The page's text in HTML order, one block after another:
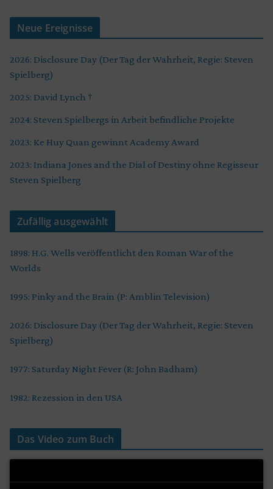
Neue Ereignisse
2026: Disclosure Day (Der Tag der Wahrheit, Regie: Steven
Spielberg)
2025: David Lynch †
2024: Steven Spielbergs in Arbeit befindliche Projekte
2023: Ke Huy Quan gewinnt Academy Award
2023: Indiana Jones and the Dial of Destiny ohne Regisseur
Steven Spielberg
Zufällig ausgewählt
1898: H.G. Wells veröffentlicht den Roman War of the
Worlds
1995: Pinky and the Brain (P: Amblin Television)
2026: Disclosure Day (Der Tag der Wahrheit, Regie: Steven
Spielberg)
1977: Saturday Night Fever (R: John Badham)
1982: Rezession in den USA
Das Video zum Buch